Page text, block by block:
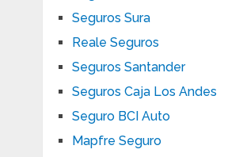
Seguros Sura
Reale Seguros
Seguros Santander
Seguros Caja Los Andes
Seguro BCI Auto
Mapfre Seguro